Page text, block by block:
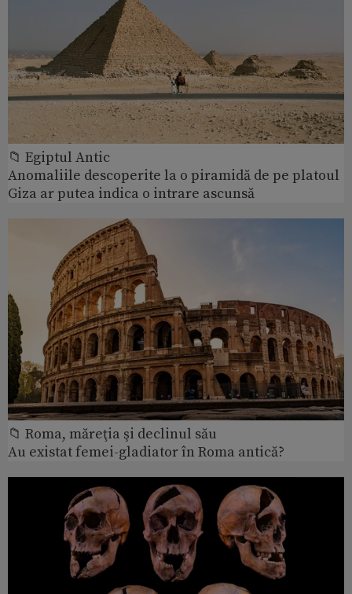
📁 Egiptul Antic
Anomaliile descoperite la o piramidă de pe platoul
Giza ar putea indica o intrare ascunsă
📁 Roma, măreţia şi declinul său
Au existat femei-gladiator în Roma antică?